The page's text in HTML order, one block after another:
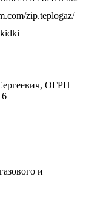
zip.teplogaz/
ОГРН
и